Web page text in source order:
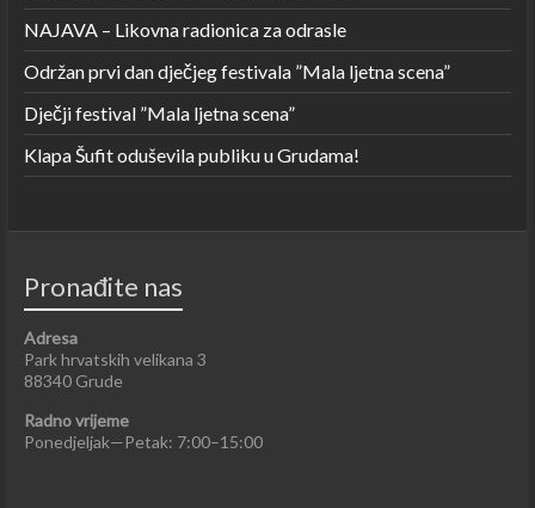
NAJAVA – Likovna radionica za odrasle
Održan prvi dan dječjeg festivala ”Mala ljetna scena”
Dječji festival ”Mala ljetna scena”
Klapa Šufit oduševila publiku u Grudama!
Pronađite nas
Adresa
Park hrvatskih velikana 3
88340 Grude
Radno vrijeme
Ponedjeljak—Petak: 7:00–15:00